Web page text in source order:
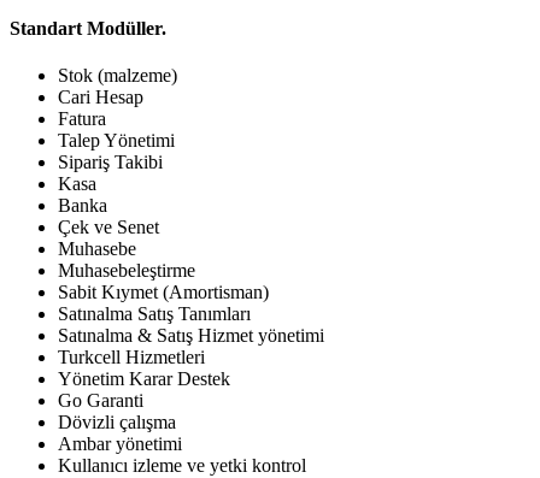
Standart Modüller.
Stok (malzeme)
Cari Hesap
Fatura
Talep Yönetimi
Sipariş Takibi
Kasa
Banka
Çek ve Senet
Muhasebe
Muhasebeleştirme
Sabit Kıymet (Amortisman)
Satınalma Satış Tanımları
Satınalma & Satış Hizmet yönetimi
Turkcell Hizmetleri
Yönetim Karar Destek
Go Garanti
Dövizli çalışma
Ambar yönetimi
Kullanıcı izleme ve yetki kontrol